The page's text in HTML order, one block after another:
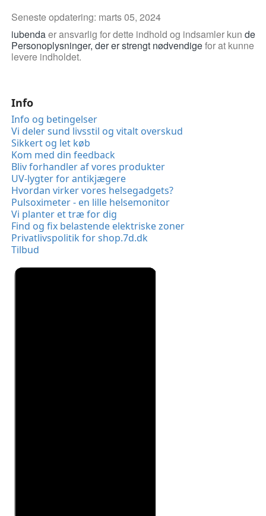
Seneste opdatering: marts 05, 2024
iubendaer ansvarlig for dette indhold og indsamler kun de
Personoplysninger, der er strengt nødvendigefor at kunne
levere indholdet.
Info
Info og betingelser
Vi deler sund livsstil og vitalt overskud
Sikkert og let køb
Kom med din feedback
Bliv forhandler af vores produkter
UV-lygter for antikjægere
Hvordan virker vores helsegadgets?
Pulsoximeter - en lille helsemonitor
Vi planter et træ for dig
Find og fix belastende elektriske zoner
Privatlivspolitik for shop.7d.dk
Tilbud